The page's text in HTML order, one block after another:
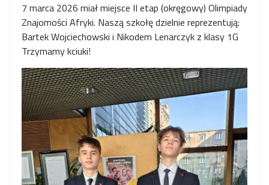
7 marca 2026 miał miejsce II etap (okręgowy) Olimpiady
Znajomości Afryki. Naszą szkołę dzielnie reprezentują:
Bartek Wojciechowski i Nikodem Lenarczyk z klasy 1G
Trzymamy kciuki!